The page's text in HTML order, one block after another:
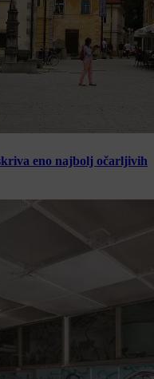
eno najbolj očarljivih